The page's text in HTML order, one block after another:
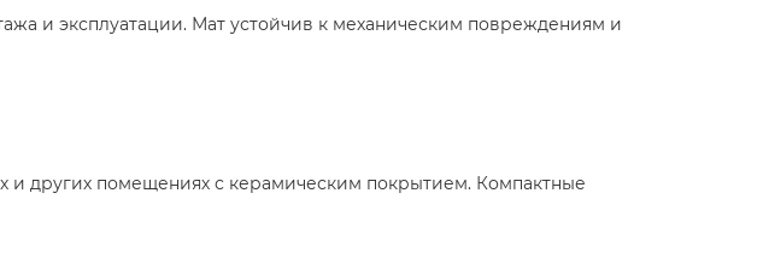
и эксплуатации. Мат устойчив к механическим повреждениям и
и других помещениях с керамическим покрытием. Компактные